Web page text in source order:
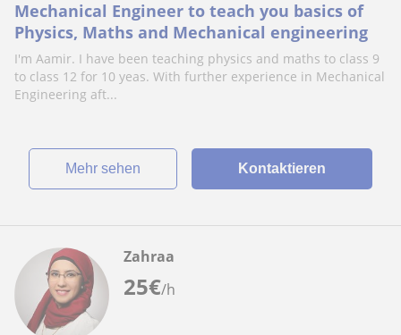
Mechanical Engineer to teach you basics of
Physics, Maths and Mechanical engineering
I'm Aamir. I have been teaching physics and maths to class 9
to class 12 for 10 yeas. With further experience in Mechanical
Engineering aft...
Mehr sehen Kontaktieren
25€/h
Zahraa